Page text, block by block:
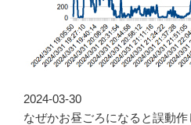
2024-03-30
なぜかお昼ごろになると誤動